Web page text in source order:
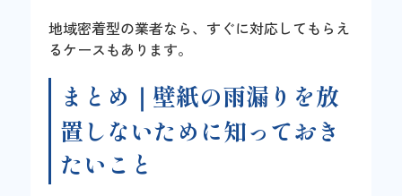
地域密着型の業者なら、すぐに対応してもらえ
るケースもあります。
まとめ｜壁紙の雨漏りを放
置しないために知っておき
たいこと